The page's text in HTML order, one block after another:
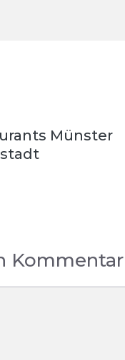
Münster
Kommentar